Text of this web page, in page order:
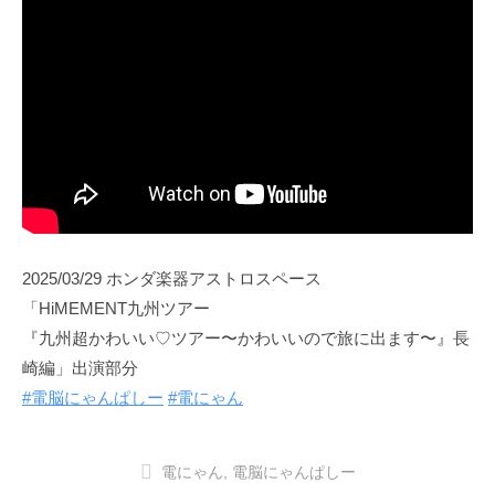
2025/03/29 ホンダ楽器アストロスペース
「HiMEMENT九州ツアー
『九州超かわいい♡ツアー〜かわいいので旅に出ます〜』長
崎編」出演部分
#電脳にゃんぱしー #電にゃん
電にゃん, 電脳にゃんぱしー